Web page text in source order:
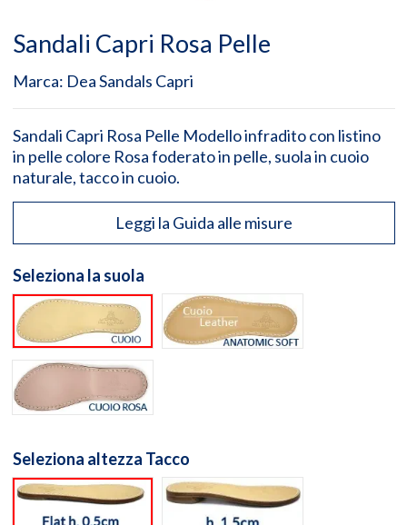
Sandali Capri Rosa Pelle
Marca: Dea Sandals Capri
Sandali Capri Rosa Pelle Modello infradito con listino
in pelle colore Rosa foderato in pelle, suola in cuoio
naturale, tacco in cuoio.
Leggi la Guida alle misure
Seleziona la suola
Suola cuoio naturale
Suola Anatomic Soft
Suola Cuoio Rosa
Seleziona altezza Tacco
flat h. 0,5cm
h. 1,5cm